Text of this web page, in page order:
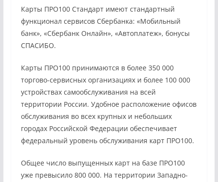
Карты ПРО100 Стандарт имеют стандартный
функционал сервисов Сбербанка: «Мобильный
банк», «Сбербанк Онлайн», «Автоплатеж», бонусы
СПАСИБО.
Карты ПРО100 принимаются в более 350 000
торгово-сервисных организациях и более 100 000
устройствах самообслуживания на всей
территории России. Удобное расположение офисов
обслуживания во всех крупных и небольших
городах Российской Федерации обеспечивает
федеральный уровень обслуживания карт ПРО100.
Общее число выпущенных карт на базе ПРО100
уже превысило 800 000. На территории Западно-